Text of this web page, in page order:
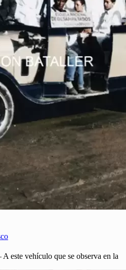
este vehículo que se observa en la